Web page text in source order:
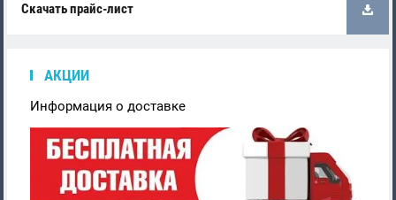
Скачать прайс-лист
АКЦИИ
Информация о доставке